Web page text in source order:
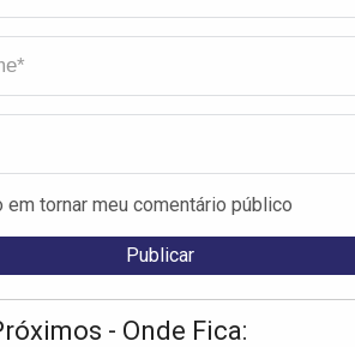
em tornar meu comentário público
- Onde Fica: